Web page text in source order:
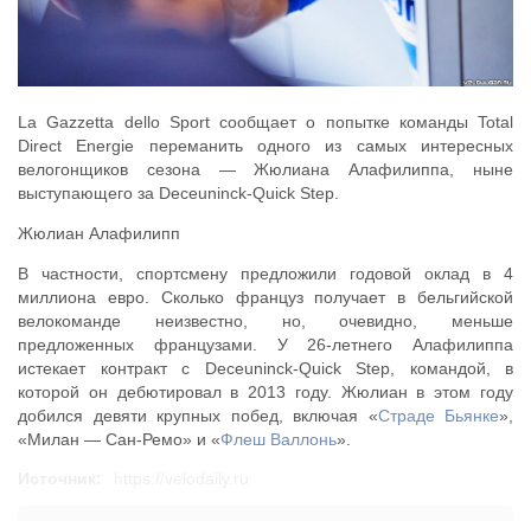
La Gazzetta dello Sport сообщает о попытке команды Total
Direct Energie переманить одного из самых интересных
велогонщиков сезона — Жюлиана Алафилиппа, ныне
выступающего за Deceuninck-Quick Step.
Жюлиан Алафилипп
В частности, спортсмену предложили годовой оклад в 4
миллиона евро. Сколько француз получает в бельгийской
велокоманде неизвестно, но, очевидно, меньше
предложенных французами. У 26-летнего Алафилиппа
истекает контракт с Deceuninck-Quick Step, командой, в
которой он дебютировал в 2013 году. Жюлиан в этом году
добился девяти крупных побед, включая «Страде Бьянке»,
«Милан — Сан-Ремо» и «Флеш Валлонь».